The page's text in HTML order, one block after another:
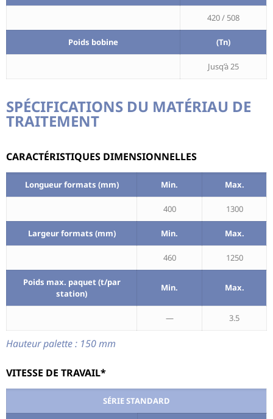
420 / 508
Poids bobine (Tn)
Jusq’à 25
SPÉCIFICATIONS DU MATÉRIAU DE
TRAITEMENT
CARACTÉRISTIQUES DIMENSIONNELLES
Longueur formats (mm) Min. Max.
400 1300
Largeur formats (mm) Min. Max.
460 1250
Poids max. paquet (t/par
station)
Min. Max.
— 3.5
Hauteur palette : 150 mm
VITESSE DE TRAVAIL*
SÉRIE STANDARD